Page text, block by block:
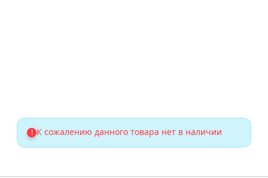
! К сожалению данного товара нет в наличии